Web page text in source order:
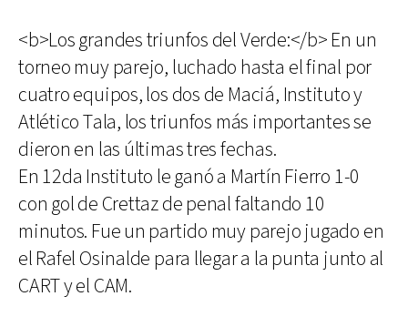
<b>Los grandes triunfos del Verde:</b> En un
torneo muy parejo, luchado hasta el final por
cuatro equipos, los dos de Maciá, Instituto y
Atlético Tala, los triunfos más importantes se
dieron en las últimas tres fechas.
En 12da Instituto le ganó a Martín Fierro 1-0
con gol de Crettaz de penal faltando 10
minutos. Fue un partido muy parejo jugado en
el Rafel Osinalde para llegar a la punta junto al
CART y el CAM.